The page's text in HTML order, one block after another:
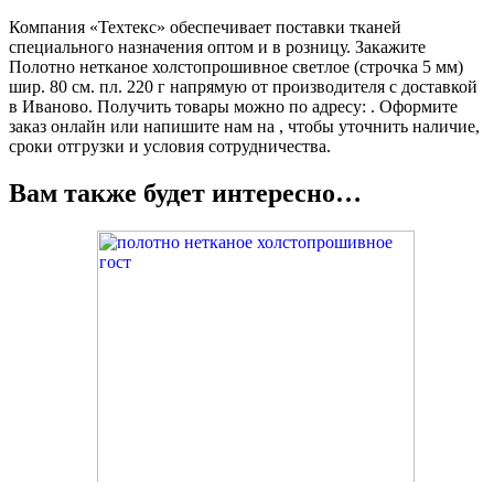
Компания «Техтекс» обеспечивает поставки тканей
специального назначения оптом и в розницу. Закажите
Полотно нетканое холстопрошивное светлое (строчка 5 мм)
шир. 80 см. пл. 220 г напрямую от производителя с доставкой
в Иваново. Получить товары можно по адресу: . Оформите
заказ онлайн или напишите нам на , чтобы уточнить наличие,
сроки отгрузки и условия сотрудничества.
Вам также будет интересно…